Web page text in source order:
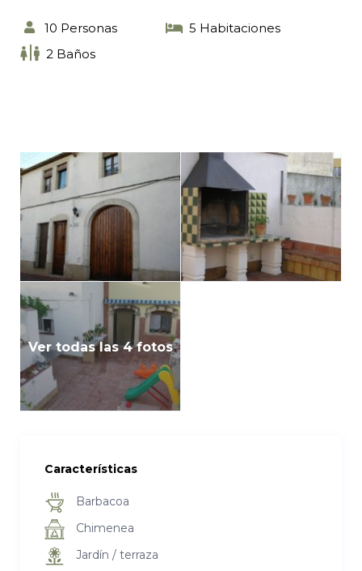
10 Personas
5 Habitaciones
2 Baños
Ver todas las 4 fotos
Características
Barbacoa
Chimenea
Jardín / terraza